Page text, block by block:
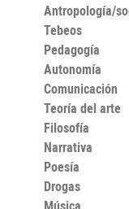
convirtió muy
clasificar y
Porque
únicamente un
Una forma de
feminidades, no
Combativo,
sorprendentes,
y, a la vez,
palabras, sus
Antropología/
Tebeos
Pedagogía
Autonomía
Comunicación
Teoría del arte
Filosofía
Narrativa
Poesía
Drogas